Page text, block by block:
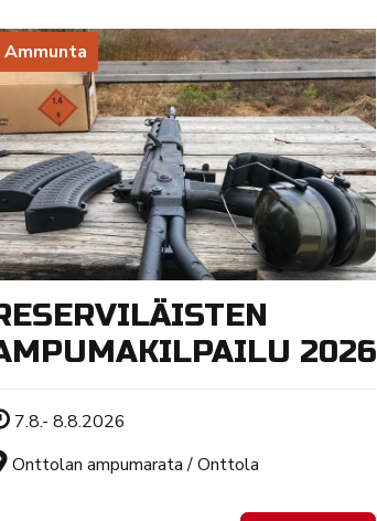
Ammunta
2026
Tapahtuman ajankohta
7.8.- 8.8.2026
Sijainti
Onttolan ampumarata / Onttola